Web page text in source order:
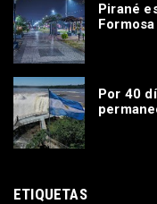
Pirané
Formosa
Por 40
ETIQUETAS